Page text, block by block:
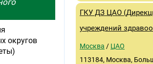
ГКУ ДЗ ЦАО
учреждений
Москва / ЦАО
113184, Москва,
округов